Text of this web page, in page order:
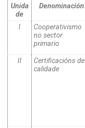
Unida
de
Denominación
I
Cooperativismo
no sector
primario
II
Certificacións de
calidade